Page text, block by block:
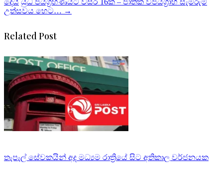
උත්සවය හෙට… →
Related Post
තැපැල් සේවකයින් අද මධ්‍යම රාත්‍රියේ සිට අතිකාල වර්ජනයක